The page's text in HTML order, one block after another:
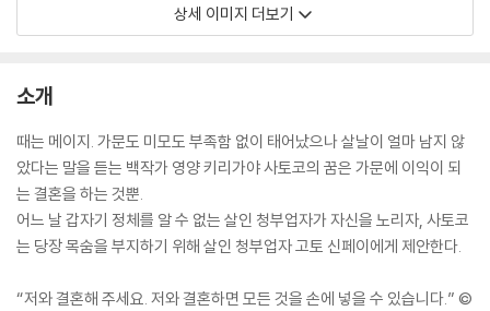
상세 이미지 더보기
소개
때는 메이지. 가문도 미모도 부족함 없이 태어났으나 살날이 얼마 남지 않
았다는 말을 듣는 백작가 영양 키리가야 사토코의 꿈은 가문에 이익이 되
는 결혼을 하는 것뿐.
어느 날 갑자기 정체를 알 수 없는 살인 청부업자가 자신을 노리자, 사토코
는 당장 목숨을 부지하기 위해 살인 청부업자 고토 신페이에게 제안한다.
“저와 결혼해 주세요. 저와 결혼하면 모든 것을 손에 넣을 수 있습니다.” ©